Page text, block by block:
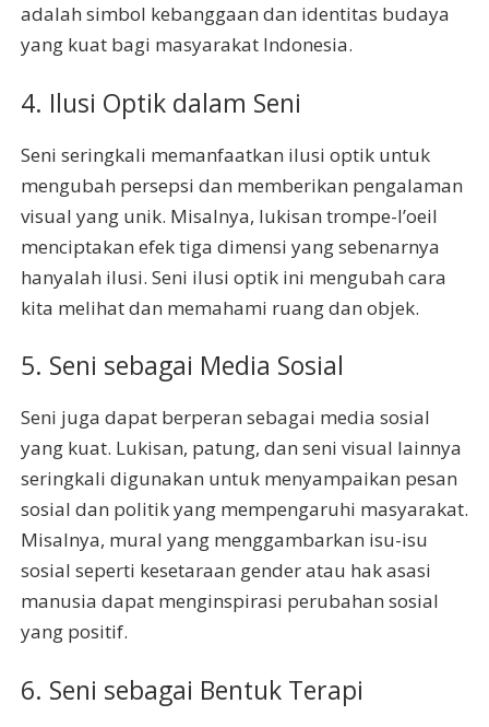
adalah simbol kebanggaan dan identitas budaya
yang kuat bagi masyarakat Indonesia.
4. Ilusi Optik dalam Seni
Seni seringkali memanfaatkan ilusi optik untuk
mengubah persepsi dan memberikan pengalaman
visual yang unik. Misalnya, lukisan trompe-l’oeil
menciptakan efek tiga dimensi yang sebenarnya
hanyalah ilusi. Seni ilusi optik ini mengubah cara
kita melihat dan memahami ruang dan objek.
5. Seni sebagai Media Sosial
Seni juga dapat berperan sebagai media sosial
yang kuat. Lukisan, patung, dan seni visual lainnya
seringkali digunakan untuk menyampaikan pesan
sosial dan politik yang mempengaruhi masyarakat.
Misalnya, mural yang menggambarkan isu-isu
sosial seperti kesetaraan gender atau hak asasi
manusia dapat menginspirasi perubahan sosial
yang positif.
6. Seni sebagai Bentuk Terapi